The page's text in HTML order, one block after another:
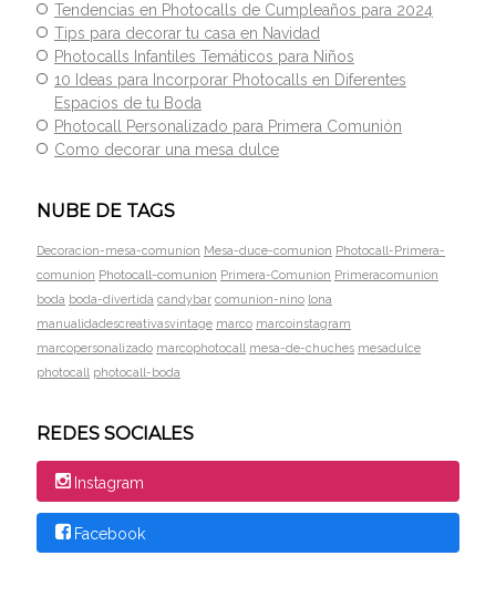
Tendencias en Photocalls de Cumpleaños para 2024
Tips para decorar tu casa en Navidad
Photocalls Infantiles Temáticos para Niños
10 Ideas para Incorporar Photocalls en Diferentes
Espacios de tu Boda
Photocall Personalizado para Primera Comunión
Como decorar una mesa dulce
NUBE DE TAGS
Decoracion-mesa-comunion Mesa-duce-comunion Photocall-Primera-
comunion Photocall-comunion Primera-Comunion Primeracomunion
boda boda-divertida candybar comunion-nino lona
manualidadescreativasvintage marco marcoinstagram
marcopersonalizado marcophotocall mesa-de-chuches mesadulce
photocall photocall-boda
REDES SOCIALES
Instagram
Facebook